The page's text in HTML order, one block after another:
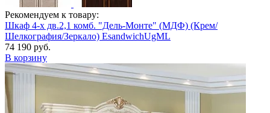
Рекомендуем к товару:
Шкаф 4-х дв.2,1 комб. "Дель-Монте" (МДФ) (Крем/
Шелкография/Зеркало) EsandwichUgML
74 190 руб.
В корзину